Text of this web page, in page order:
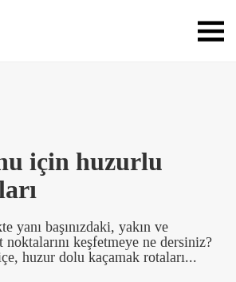
için huzurlu
yanı başınızdaki, yakın ve
keşfetmeye ne dersiniz?
huzur dolu kaçamak rotaları...